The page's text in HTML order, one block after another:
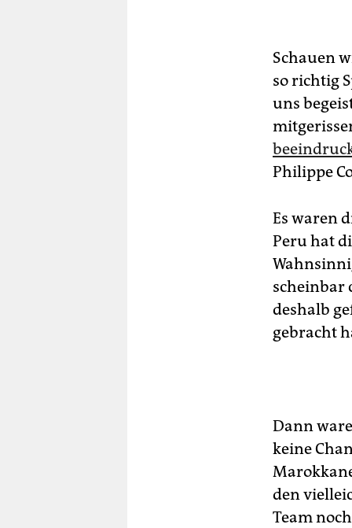
Schauen
so richtig
uns
Philippe
Es waren
Peru hat
scheinbar
deshalb
gebracht
Dann
keine
den
Team